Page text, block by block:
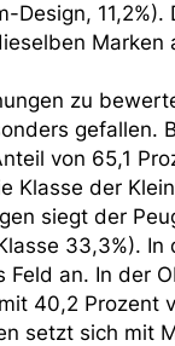
Design,
zu
gefallen.
von 65,1
Klasse der
siegt der
33,3%).
Feld an. In der
40,2 Prozent
setzt sich mit